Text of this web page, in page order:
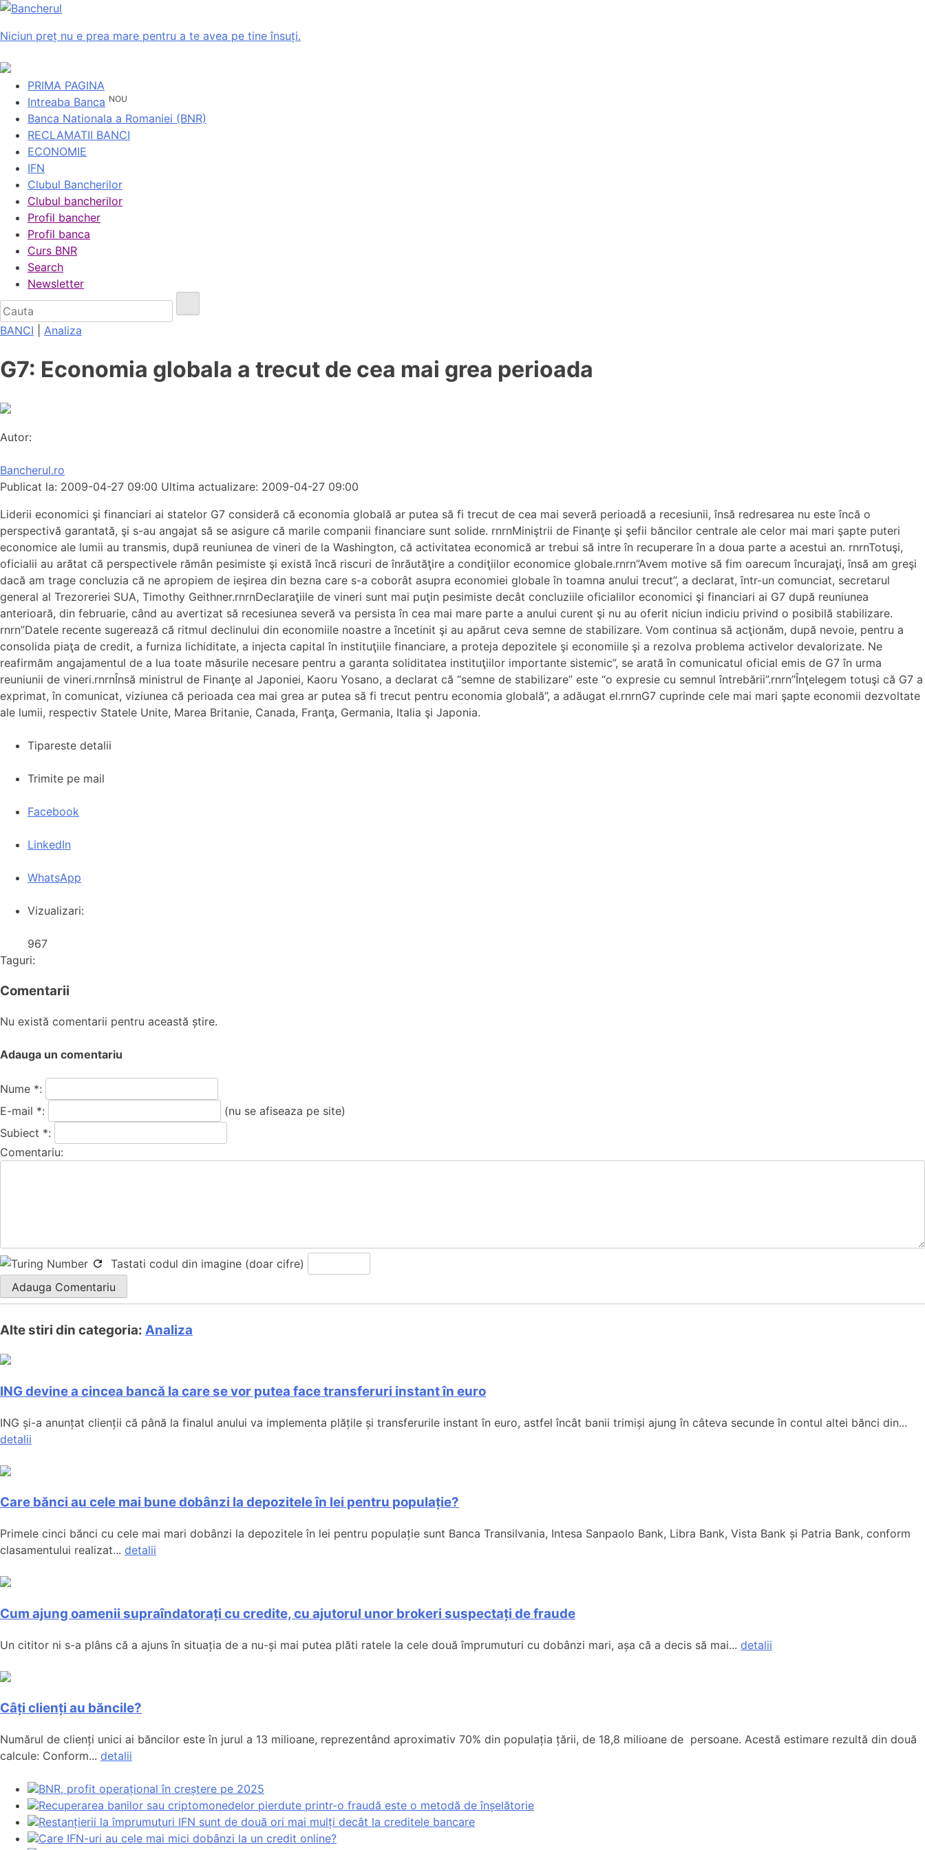
Niciun preț nu e prea mare pentru a te avea pe tine însuți.
PRIMA PAGINA
Intreaba Banca NOU
Banca Nationala a Romaniei (BNR)
RECLAMATII BANCI
ECONOMIE
IFN
Clubul Bancherilor
Clubul bancherilor
Profil bancher
Profil banca
Curs BNR
Search
Newsletter
BANCI Analiza
G7: Economia globala a trecut de cea mai grea perioada
Autor:
Bancherul.ro
Publicat la: 2009-04-27 09:00 Ultima actualizare: 2009-04-27 09:00
Liderii economici şi financiari ai statelor G7 consideră că economia globală ar putea să fi trecut de cea mai severă perioadă a recesiunii, însă redresarea nu este încă o
perspectivă garantată, şi s-au angajat să se asigure că marile companii financiare sunt solide. rnrnMiniştrii de Finanţe şi şefii băncilor centrale ale celor mai mari şapte puteri
economice ale lumii au transmis, după reuniunea de vineri de la Washington, că activitatea economică ar trebui să intre în recuperare în a doua parte a acestui an. rnrnTotuşi,
oficialii au arătat că perspectivele rămân pesimiste şi există încă riscuri de înrăutăţire a condiţiilor economice globale.rnrn”Avem motive să fim oarecum încurajaţi, însă am greşi
dacă am trage concluzia că ne apropiem de ieşirea din bezna care s-a coborât asupra economiei globale în toamna anului trecut”, a declarat, într-un comunciat, secretarul
general al Trezoreriei SUA, Timothy Geithner.rnrnDeclaraţiile de vineri sunt mai puţin pesimiste decât concluziile oficialilor economici şi financiari ai G7 după reuniunea
anterioară, din februarie, când au avertizat să recesiunea severă va persista în cea mai mare parte a anului curent şi nu au oferit niciun indiciu privind o posibilă stabilizare.
rnrn”Datele recente sugerează că ritmul declinului din economiile noastre a încetinit şi au apărut ceva semne de stabilizare. Vom continua să acţionăm, după nevoie, pentru a
consolida piaţa de credit, a furniza lichiditate, a injecta capital în instituţiile financiare, a proteja depozitele şi economiile şi a rezolva problema activelor devalorizate. Ne
reafirmăm angajamentul de a lua toate măsurile necesare pentru a garanta soliditatea instituţiilor importante sistemic”, se arată în comunicatul oficial emis de G7 în urma
reuniunii de vineri.rnrnÎnsă ministrul de Finanţe al Japoniei, Kaoru Yosano, a declarat că “semne de stabilizare” este “o expresie cu semnul întrebării”.rnrn”Înţelegem totuşi că G7 a
exprimat, în comunicat, viziunea că perioada cea mai grea ar putea să fi trecut pentru economia globală”, a adăugat el.rnrnG7 cuprinde cele mai mari şapte economii dezvoltate
ale lumii, respectiv Statele Unite, Marea Britanie, Canada, Franţa, Germania, Italia şi Japonia.
Tipareste detalii
Trimite pe mail
Facebook
LinkedIn
WhatsApp
Vizualizari:
967
Taguri:
Comentarii
Nu există comentarii pentru această știre.
Adauga un comentariu
Nume *:
E-mail *:
(nu se afiseaza pe site)
Subiect *:
Comentariu:
Tastati codul din imagine (doar cifre)
Alte stiri din categoria: Analiza
ING devine a cincea bancă la care se vor putea face transferuri instant în euro
ING și-a anunțat clienții că până la finalul anului va implementa plățile și transferurile instant în euro, astfel încât banii trimiși ajung în câteva secunde în contul altei bănci din...
detalii
Care bănci au cele mai bune dobânzi la depozitele în lei pentru populație?
Primele cinci bănci cu cele mai mari dobânzi la depozitele în lei pentru populație sunt Banca Transilvania, Intesa Sanpaolo Bank, Libra Bank, Vista Bank și Patria Bank, conform
clasamentului realizat... detalii
Cum ajung oamenii supraîndatorați cu credite, cu ajutorul unor brokeri suspectați de fraude
Un cititor ni s-a plâns că a ajuns în situația de a nu-și mai putea plăti ratele la cele două împrumuturi cu dobânzi mari, așa că a decis să mai... detalii
Câți clienți au băncile?
Numărul de clienți unici ai băncilor este în jurul a 13 milioane, reprezentând aproximativ 70% din populația țării, de 18,8 milioane de persoane. Acestă estimare rezultă din două
calcule: Conform... detalii
BNR, profit operațional în creștere pe 2025
Recuperarea banilor sau criptomonedelor pierdute printr-o fraudă este o metodă de înșelătorie
Restanțierii la împrumuturi IFN sunt de două ori mai mulți decât la creditele bancare
Care IFN-uri au cele mai mici dobânzi la un credit online?